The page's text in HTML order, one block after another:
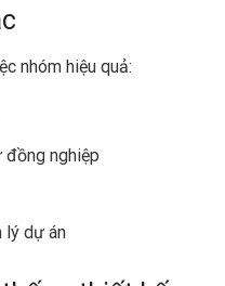
nhóm hiệu quả:
đồng nghiệp
lý dự án